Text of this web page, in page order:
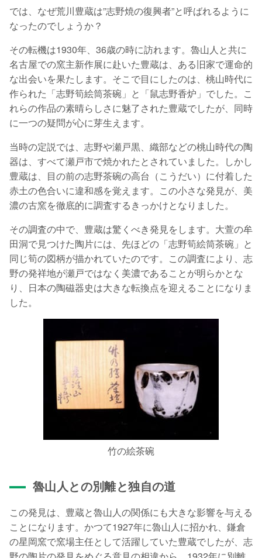
では、なぜ荒川豊蔵は”志野焼の復興者”と呼ばれるように
なったのでしょうか？
その転機は1930年、36歳の時に訪れます。魯山人と共に
名古屋での窯主新作展に赴いた豊蔵は、ある旧家で運命的
な出会いを果たします。そこで目にしたのは、桃山時代に
作られた「志野筍絵筒茶碗」と「鼠志野香炉」でした。こ
れらの作品の素晴らしさに魅了された豊蔵でしたが、同時
に一つの疑問が心に芽生えます。
当時の定説では、志野や瀬戸黒、織部などの桃山時代の陶
器は、すべて瀬戸市で焼かれたとされていました。しかし
豊蔵は、目の前の志野茶碗の高台（こうだい）に付着した
赤土の色合いに違和感を覚えます。この小さな発見が、美
濃の古窯を徹底的に調査するきっかけとなりました。
その調査の中で、豊蔵は驚くべき発見をします。大萱の牟
田洞で見つけた陶片には、先ほどの「志野筍絵筒茶碗」と
同じ筍の図柄が描かれていたのです。この調査により、志
野の発祥地が瀬戸ではなく美濃であることが明らかとな
り、日本の陶磁器史は大きな転換点を迎えることになりま
した。
竹の絵茶碗
魯山人との別離と独自の道
この発見は、豊蔵と魯山人の関係にも大きな影響を与える
ことになります。かつて1927年に魯山人に招かれ、鎌倉
の星岡窯で窯場主任として活躍していた豊蔵でしたが、志